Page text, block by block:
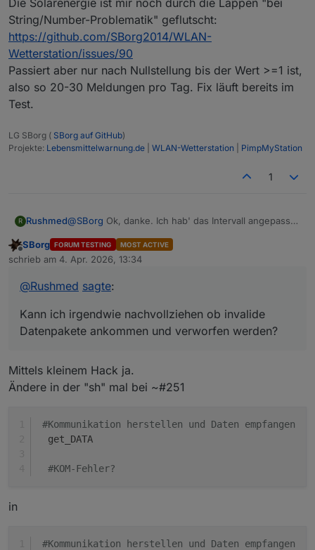
(IMHO) nicht wirklich sooo wichtig. In 5 Minuten wird
sich die Temperatur kaum ändern und der Niederschlag
landet dann halt auf dem nächsten Tag. In meinen
Augen alles verschmerzbar, da die Tolleranzen der
Heim-Wetterstationen eh nicht gerade klein sind.
Ich würde es mal mit 23:54 Uhr und 0:10 Uhr
versuchen, dann sollte es auch mit einem 6-Minuten
vielleicht eine handvoll Pakete pro Tag die als nicht
valide verworfen werden.
Die Solarenergie ist mir noch durch die Lappen "bei
String/Number-Problematik" geflutscht:
https://github.com/SBorg2014/WLAN-
Wetterstation/issues/90
Passiert aber nur nach Nullstellung bis der Wert >=1 ist,
also so 20-30 Meldungen pro Tag. Fix läuft bereits im
Test.
LG SBorg ( SBorg auf GitHub)
Projekte: Lebensmittelwarnung.de WLAN-Wetterstation PimpMyStation
1
R Rushmed@SBorg Ok, danke. Ich hab' das Intervall angepasst.
Datenpakete ankommen und verworfen werden?
Offline
SBorg FORUM TESTING MOST ACTIVE
schrieb am 4. Apr. 2026, 13:34
zuletzt editiert von
@Rushmed sagte:
Kann ich irgendwie nachvollziehen ob invalide
Datenpakete ankommen und verworfen werden?
Mittels kleinem Hack ja.
Ändere in der "sh" mal bei ~#251
#Kommunikation herstellen und Daten empfangen
  get_DATA
#KOM-Fehler?
in
#Kommunikation herstellen und Daten empfangen